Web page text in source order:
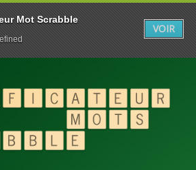
Mot Scrabble
VOIR